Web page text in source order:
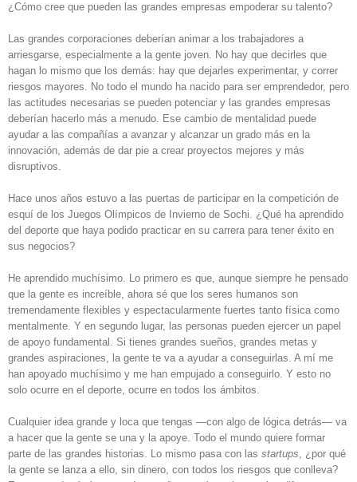
¿Cómo cree que pueden las grandes empresas empoderar su talento?
Las grandes corporaciones deberían animar a los trabajadores a
arriesgarse, especialmente a la gente joven. No hay que decirles que
hagan lo mismo que los demás: hay que dejarles experimentar, y correr
riesgos mayores. No todo el mundo ha nacido para ser emprendedor, pero
las actitudes necesarias se pueden potenciar y las grandes empresas
deberían hacerlo más a menudo. Ese cambio de mentalidad puede
ayudar a las compañías a avanzar y alcanzar un grado más en la
innovación, además de dar pie a crear proyectos mejores y más
disruptivos.
Hace unos años estuvo a las puertas de participar en la competición de
esquí de los Juegos Olímpicos de Invierno de Sochi. ¿Qué ha aprendido
del deporte que haya podido practicar en su carrera para tener éxito en
sus negocios?
He aprendido muchísimo. Lo primero es que, aunque siempre he pensado
que la gente es increíble, ahora sé que los seres humanos son
tremendamente flexibles y espectacularmente fuertes tanto física como
mentalmente. Y en segundo lugar, las personas pueden ejercer un papel
de apoyo fundamental. Si tienes grandes sueños, grandes metas y
grandes aspiraciones, la gente te va a ayudar a conseguirlas. A mí me
han apoyado muchísimo y me han empujado a conseguirlo. Y esto no
solo ocurre en el deporte, ocurre en todos los ámbitos.
Cualquier idea grande y loca que tengas —con algo de lógica detrás— va
a hacer que la gente se una y la apoye. Todo el mundo quiere formar
parte de las grandes historias. Lo mismo pasa con las startups, ¿por qué
la gente se lanza a ello, sin dinero, con todos los riesgos que conlleva?